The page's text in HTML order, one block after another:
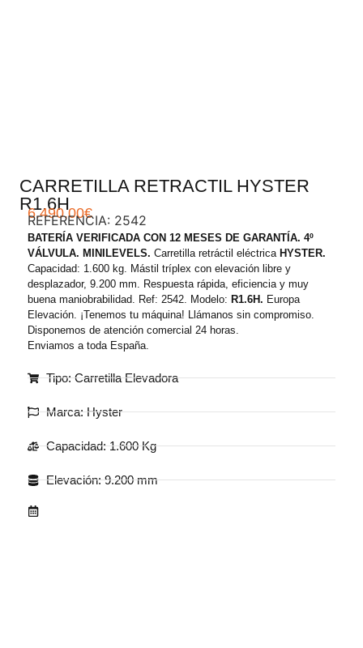
CARRETILLA RETRACTIL HYSTER
R1.6H
6.490,00€
REFERENCIA: 2542
BATERÍA VERIFICADA CON 12 MESES DE GARANTÍA. 4º
VÁLVULA. MINILEVELS. Carretilla retráctil eléctrica HYSTER.
Capacidad: 1.600 kg. Mástil tríplex con elevación libre y
desplazador, 9.200 mm. Respuesta rápida, eficiencia y muy
buena maniobrabilidad. Ref: 2542. Modelo: R1.6H. Europa
Elevación. ¡Tenemos tu máquina! Llámanos sin compromiso.
Disponemos de atención comercial 24 horas.
Enviamos a toda España.
Tipo: Carretilla Elevadora
Marca: Hyster
Capacidad: 1.600 Kg
Elevación: 9.200 mm